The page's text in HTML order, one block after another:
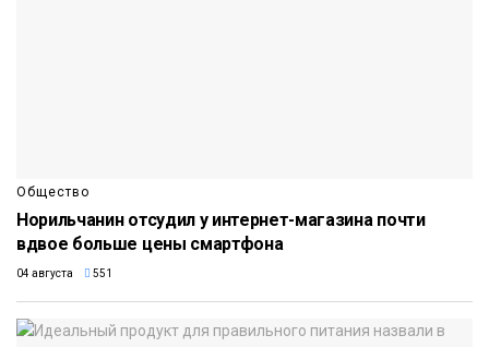
Общество
Норильчанин отсудил у интернет-магазина почти
вдвое больше цены смартфона
04 августа 551